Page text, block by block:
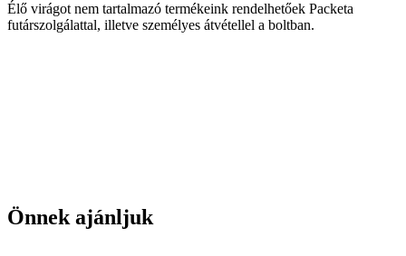
Élő virágot nem tartalmazó termékeink rendelhetőek Packeta
futárszolgálattal, illetve személyes átvétellel a boltban.
Önnek ajánljuk